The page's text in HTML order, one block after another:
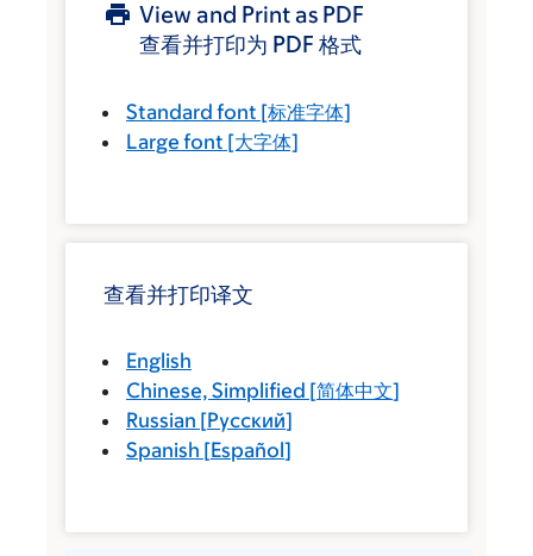
View and Print as PDF
查看并打印为 PDF 格式
Standard font [标准字体]
Large font [大字体]
查看并打印译文
English
Chinese, Simplified [简体中文]
Russian [Русский]
Spanish [Español]